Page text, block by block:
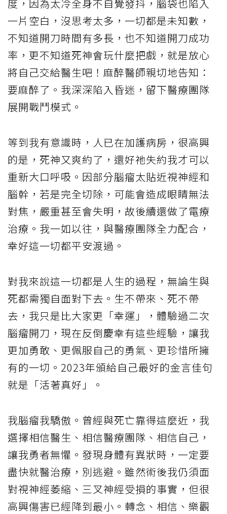
度，因為太冷全身不自覺發抖，腦袋也陷入
一片空白，沒思考太多，一切都是未知數，
不知道開刀時間有多長，也不知道開刀成功
率，更不知道死神會玩什麼把戲，就是放心
將自己交給醫生吧！麻醉醫師親切地告知：
要麻醉了。我深深陷入昏迷，留下醫療團隊
展開戰鬥模式。
等到我有意識時，人已在加護病房，很高興
的是，死神又爽約了，還好祂失約我才可以
重新大口呼吸。因部分腦瘤太貼近視神經和
腦幹，若是完全切除，可能會造成眼睛無法
對焦，嚴重甚至會失明，故後續還做了電療
治療。我一如以往，與醫療團隊全力配合，
幸好這一切都平安渡過。
對我來說這一切都是人生的過程，無論生與
死都需獨自面對下去。生不帶來、死不帶
去，我只是比大家更「幸運」，體驗過二次
腦瘤開刀，現在反倒慶幸有這些經驗，讓我
更加勇敢、更佩服自己的勇氣、更珍惜所擁
有的一切。2023年頒給自己最好的金言佳句
就是「活著真好」。
我腦瘤我驕傲。曾經與死亡靠得這麼近，我
選擇相信醫生、相信醫療團隊、相信自己，
讓我勇者無懼。發現身體有異狀時，一定要
盡快就醫治療，別逃避。雖然術後我仍須面
對視神經萎縮、三叉神經受損的事實，但很
高興傷害已經降到最小。轉念、相信、樂觀